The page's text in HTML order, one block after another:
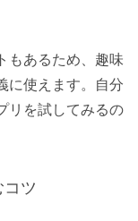
もあるため、趣味
に使えます。自分
リを試してみるの
ツ